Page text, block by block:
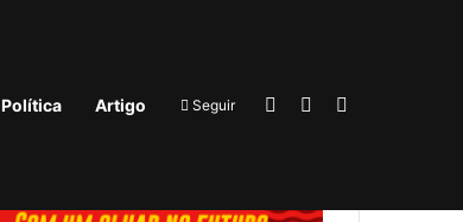
Política Artigo Seguir Entrar Barra Lateral
Compre agora!